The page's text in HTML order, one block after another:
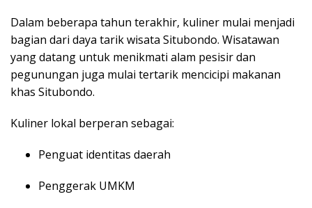
Dalam beberapa tahun terakhir, kuliner mulai menjadi
bagian dari daya tarik wisata Situbondo. Wisatawan
yang datang untuk menikmati alam pesisir dan
pegunungan juga mulai tertarik mencicipi makanan
khas Situbondo.
Kuliner lokal berperan sebagai:
Penguat identitas daerah
Penggerak UMKM